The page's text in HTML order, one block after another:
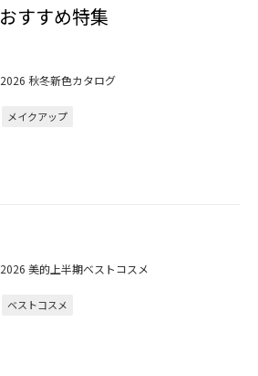
おすすめ特集
2026 秋冬新色カタログ
メイクアップ
2026 美的上半期ベストコスメ
ベストコスメ